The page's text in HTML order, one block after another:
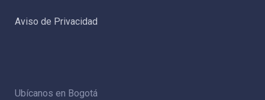
Aviso de Privacidad
Ubícanos en Bogotá